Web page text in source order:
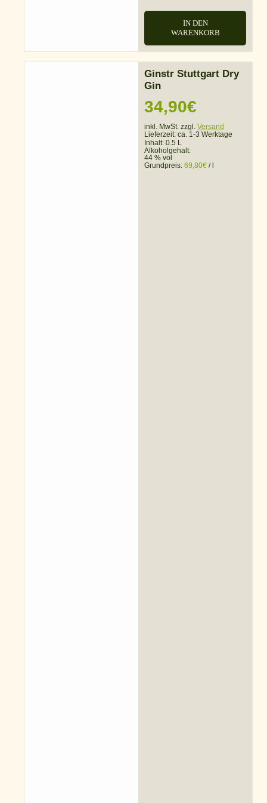
IN DEN
WARENKORB
Ginstr Stuttgart Dry
Gin
34,90€
inkl. MwSt. zzgl. Versand
Lieferzeit: ca. 1-3 Werktage
Inhalt: 0.5 L
Alkoholgehalt:
44 % vol
Grundpreis: 69,80€ /l